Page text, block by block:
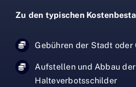
Zu den typischen
Gebühren der Stadt oder
Aufstellen und Abbau der
Halteverbotsschilder